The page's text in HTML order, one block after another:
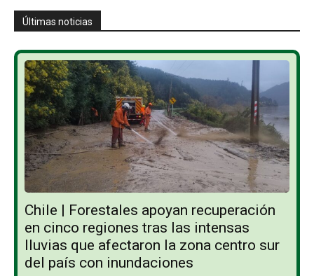
Últimas noticias
Chile | Forestales apoyan recuperación
en cinco regiones tras las intensas
lluvias que afectaron la zona centro sur
del país con inundaciones